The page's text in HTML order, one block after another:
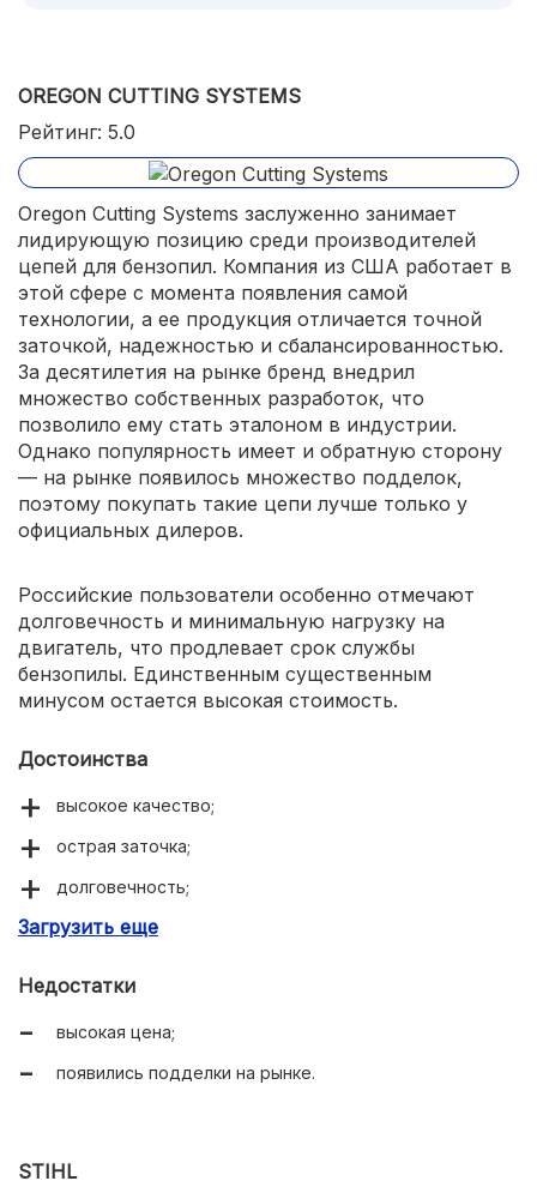
OREGON CUTTING SYSTEMS
Рейтинг: 5.0
Oregon Cutting Systems заслуженно занимает
лидирующую позицию среди производителей
цепей для бензопил. Компания из США работает в
этой сфере с момента появления самой
технологии, а ее продукция отличается точной
заточкой, надежностью и сбалансированностью.
За десятилетия на рынке бренд внедрил
множество собственных разработок, что
позволило ему стать эталоном в индустрии.
Однако популярность имеет и обратную сторону
— на рынке появилось множество подделок,
поэтому покупать такие цепи лучше только у
официальных дилеров.
Российские пользователи особенно отмечают
долговечность и минимальную нагрузку на
двигатель, что продлевает срок службы
бензопилы. Единственным существенным
минусом остается высокая стоимость.
Достоинства
высокое качество;
острая заточка;
долговечность;
низкая нагрузка на пилу.
Загрузить еще
Недостатки
высокая цена;
появились подделки на рынке.
STIHL